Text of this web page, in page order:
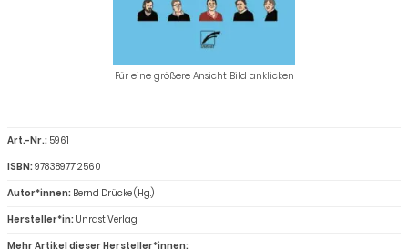
Für eine größere Ansicht Bild anklicken
Art.-Nr.: 5961
ISBN:9783897712560
Autor*innen: Bernd Drücke (Hg.)
Hersteller*in: Unrast Verlag
Mehr Artikel dieser Hersteller*innen: